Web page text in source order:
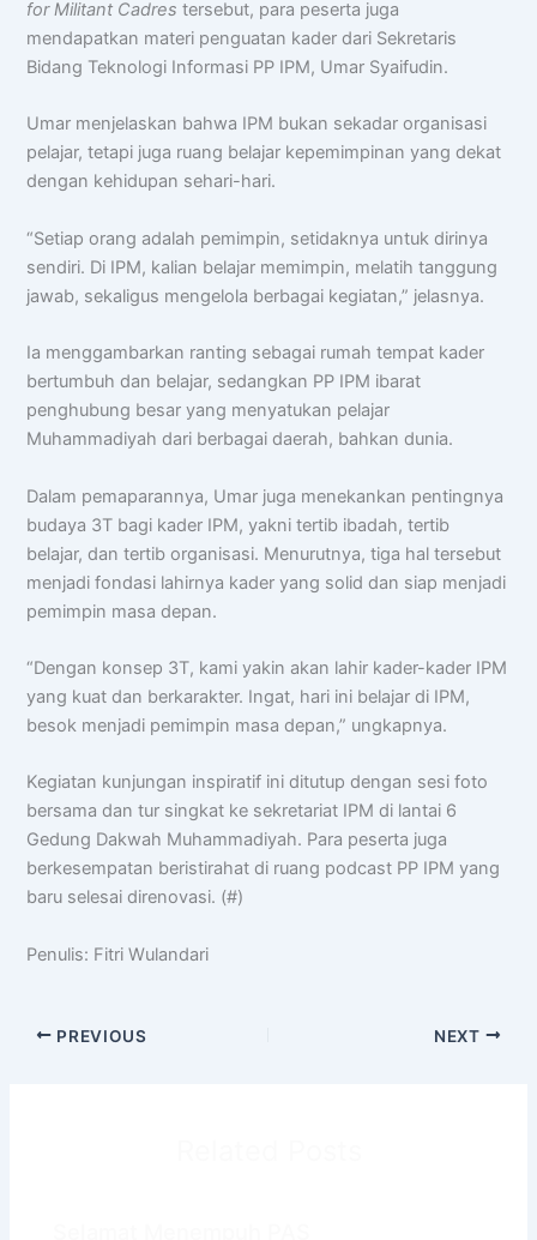
for Militant Cadres tersebut, para peserta juga
mendapatkan materi penguatan kader dari Sekretaris
Bidang Teknologi Informasi PP IPM, Umar Syaifudin.
Umar menjelaskan bahwa IPM bukan sekadar organisasi
pelajar, tetapi juga ruang belajar kepemimpinan yang dekat
dengan kehidupan sehari-hari.
“Setiap orang adalah pemimpin, setidaknya untuk dirinya
sendiri. Di IPM, kalian belajar memimpin, melatih tanggung
jawab, sekaligus mengelola berbagai kegiatan,” jelasnya.
Ia menggambarkan ranting sebagai rumah tempat kader
bertumbuh dan belajar, sedangkan PP IPM ibarat
penghubung besar yang menyatukan pelajar
Muhammadiyah dari berbagai daerah, bahkan dunia.
Dalam pemaparannya, Umar juga menekankan pentingnya
budaya 3T bagi kader IPM, yakni tertib ibadah, tertib
belajar, dan tertib organisasi. Menurutnya, tiga hal tersebut
menjadi fondasi lahirnya kader yang solid dan siap menjadi
pemimpin masa depan.
“Dengan konsep 3T, kami yakin akan lahir kader-kader IPM
yang kuat dan berkarakter. Ingat, hari ini belajar di IPM,
besok menjadi pemimpin masa depan,” ungkapnya.
Kegiatan kunjungan inspiratif ini ditutup dengan sesi foto
bersama dan tur singkat ke sekretariat IPM di lantai 6
Gedung Dakwah Muhammadiyah. Para peserta juga
berkesempatan beristirahat di ruang podcast PP IPM yang
baru selesai direnovasi. (#)
Penulis: Fitri Wulandari
PREVIOUS NEXT